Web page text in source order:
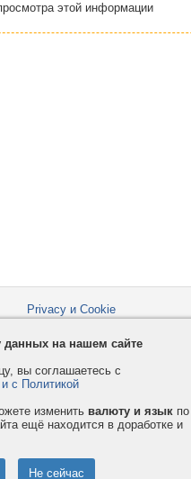
этой информации
Privacy и Cookie
Форумы
данных на нашем сайте
вы соглашаетесь с
с Политикой
изменить валюту и язык по
ещё находится в доработке и